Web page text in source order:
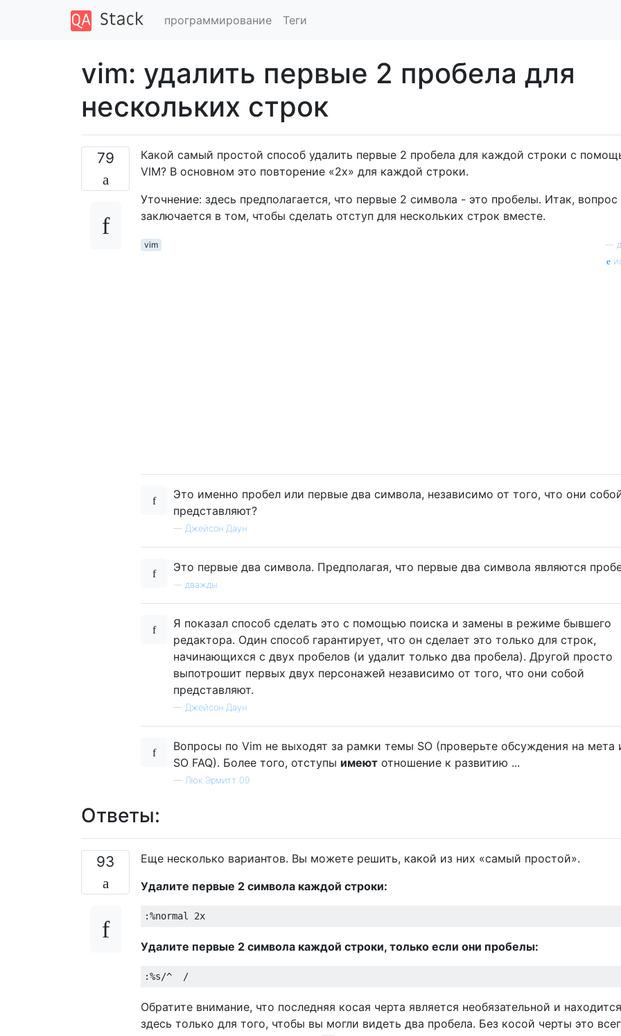
программирование Теги
vim: удалить первые 2 пробела для
нескольких строк
79
Какой самый простой способ удалить первые 2 пробела для каждой строки с
VIM? В основном это повторение «2x» для каждой строки.
Уточнение: здесь предполагается, что первые 2 символа - это пробелы. Итак, вопрос
заключается в том, чтобы сделать отступ для нескольких строк вместе.
vim
Это именно пробел или первые два символа, независимо от того, что они
представляют?
— Джейсон Даун
Это первые два символа. Предполагая, что первые два символа являются
дважды
Я показал способ сделать это с помощью поиска и замены в режиме бывшего
редактора. Один способ гарантирует, что он сделает это только для строк,
начинающихся с двух пробелов (и удалит только два пробела). Другой просто
выпотрошит первых двух персонажей независимо от того, что они собой
представляют.
— Джейсон Даун
Вопросы по Vim не выходят за рамки темы SO (проверьте обсуждения на мета
SO FAQ). Более того, отступы имеют отношение к развитию ...
— Люк Эрмитт 09
Ответы:
93
Еще несколько вариантов. Вы можете решить, какой из них «самый простой».
Удалите первые 2 символа каждой строки:
Удалите первые 2 символа каждой строки, только если они пробелы:
Обратите внимание, что последняя косая черта является необязательной и находится
здесь только для того, чтобы вы могли видеть два пробела. Без косой черты это